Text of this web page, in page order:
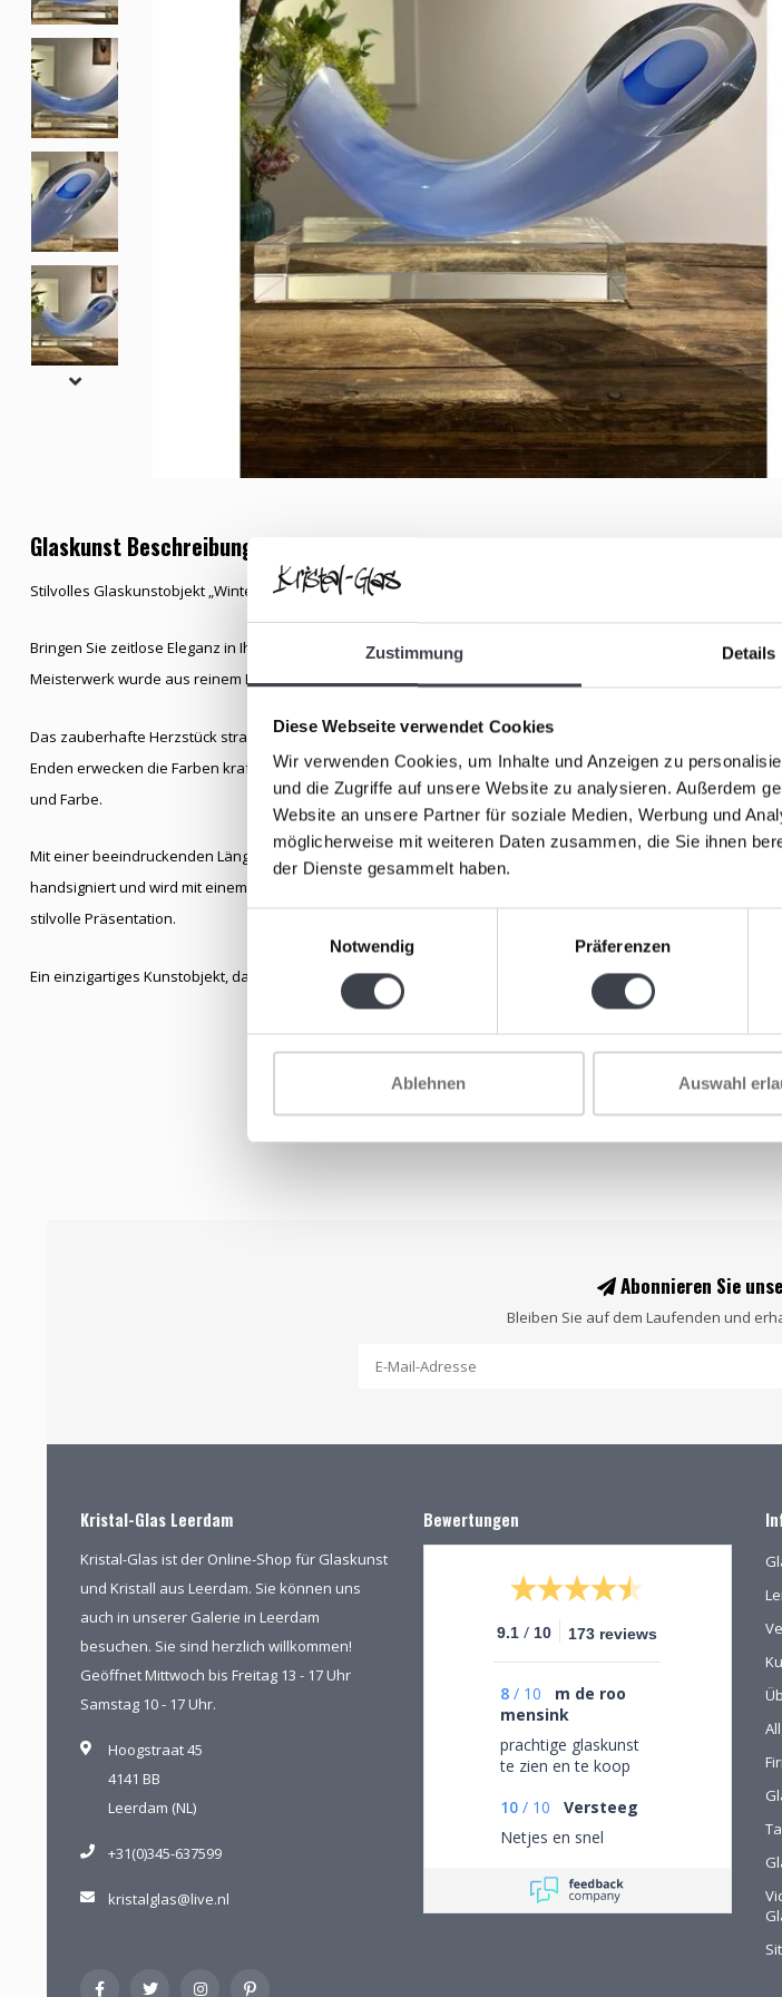
Zustimmung Details
Diese Webseite verwendet Cookies
Wir verwenden Cookies, um Inhalte und Anzeigen zu
und die Zugriffe auf unsere Website zu analysieren. Außerdem
Website an unsere Partner für soziale Medien, Werbung und
möglicherweise mit weiteren Daten zusammen, die Sie ihnen
der Dienste gesammelt haben.
Notwendig
Präferenzen
Ablehnen Auswahl
Glaskunst Beschreibung
Stilvolles Glaskunstobjekt „Winter“ –aus der Serie „Vier Jahreszeiten“
Bringen Sie zeitlose Eleganz in Ihr Zuhause mit dem Glaskunstobjekt „Winter“, entworfen von Patrick de Keijzer.
Meisterwerk wurde aus reinem Kristall von den besten schwedischen Glasbläser*innen mit äußerster Präzision
Das zauberhafte Herzstück strahlt die eisige Pracht des Winters aus. Die wunderschön geschliffenen und
Enden erwecken die Farben kraftvoll zum Leben. Die klare Kristallstruktur erzeugt ein atemberaubendes Spiel
und Farbe.
Mit einer beeindruckenden Länge von über 40 cm ist dieses Objekt ein echter Blickfang in jedem Raum. Das
handsigniert und wird mit einem Echtheitszertifikat geliefert. Es ruht auf einem transparenten Kristallsockel für
stilvolle Präsentation.
Ein einzigartiges Kunstobjekt, das den Zauber des Winters in Ihr Interieur bringt.
Abonnieren Sie
Bleiben Sie auf dem Laufenden und
Kristal-Glas Leerdam
Kristal-Glas ist der Online-Shop für Glaskunst
und Kristall aus Leerdam. Sie können uns
auch in unserer Galerie in Leerdam
besuchen. Sie sind herzlich willkommen!
Geöffnet Mittwoch bis Freitag 13 - 17 Uhr
Samstag 10 - 17 Uhr.
Hoogstraat 45
4141 BB
Leerdam (NL)
+31(0)345-637599
kristalglas@live.nl
Bewertungen
9.1 / 10 173 reviews
8 / 10
m de roo
mensink
prachtige glaskunst
te zien en te koop
10 / 10
Versteeg
Netjes en snel